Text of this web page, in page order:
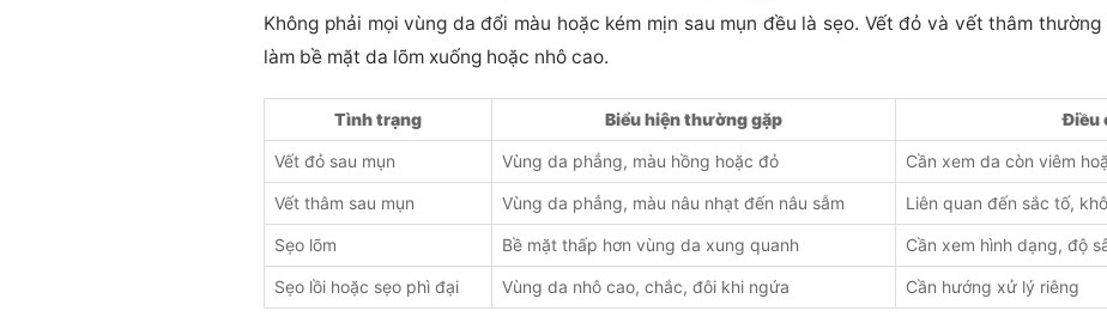
Không phải mọi vùng da đổi màu hoặc kém mịn sau mụn đều là sẹo. Vết đỏ và vết thâm
làm bề mặt da lõm xuống hoặc nhô cao.
Tình trạng Biểu hiện thường gặp Điều
Vết đỏ sau mụn Vùng da phẳng, màu hồng hoặc đỏ Cần xem da còn viêm
Vết thâm sau mụn Vùng da phẳng, màu nâu nhạt đến nâu sẫm Liên quan đến sắc tố,
Sẹo lõm Bề mặt thấp hơn vùng da xung quanh Cần xem hình dạng, độ
Sẹo lồi hoặc sẹo phì đại Vùng da nhô cao, chắc, đôi khi ngứa Cần hướng xử lý riêng